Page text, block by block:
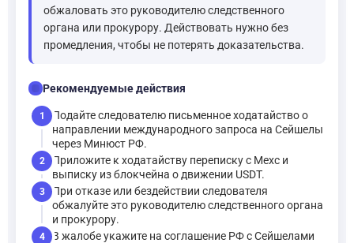
обжаловать это руководителю следственного
органа или прокурору. Действовать нужно без
промедления, чтобы не потерять доказательства.
checklistРекомендуемые действия
1
Подайте следователю письменное ходатайство о
направлении международного запроса на Сейшелы
через Минюст РФ.
2
Приложите к ходатайству переписку с Mexc и
выписку из блокчейна о движении USDT.
3
При отказе или бездействии следователя
обжалуйте это руководителю следственного органа
и прокурору.
4
В жалобе укажите на соглашение РФ с Сейшелами